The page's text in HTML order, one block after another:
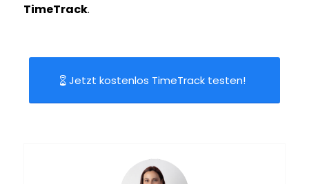
TimeTrack.
Jetzt kostenlos TimeTrack testen!